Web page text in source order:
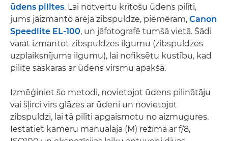
ūdens pilītes. Lai notvertu krītošu ūdens pilīti,
jums jāizmanto ārējā zibspuldze, piemēram, Canon
Speedlite EL-100, un jāfotografē tumšā vietā. Šādi
varat izmantot zibspuldzes ilgumu (zibspuldzes
uzplaiksnījuma ilgumu), lai nofiksētu kustību, kad
pilīte saskaras ar ūdens virsmu apakšā.
Izmēģiniet šo metodi, novietojot ūdens pilinātāju
vai šļirci virs glāzes ar ūdeni un novietojot
zibspuldzi, lai tā pilīti apgaismotu no aizmugures.
Iestatiet kameru manuālajā (M) režīmā ar f/8,